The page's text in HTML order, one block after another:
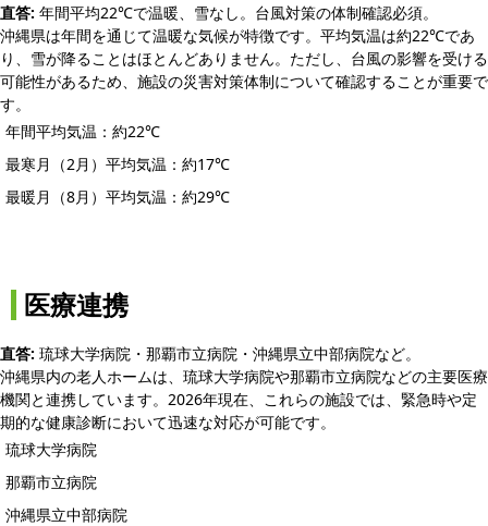
直答: 年間平均22℃で温暖、雪なし。台風対策の体制確認必須。
沖縄県は年間を通じて温暖な気候が特徴です。平均気温は約22℃であ
り、雪が降ることはほとんどありません。ただし、台風の影響を受ける
可能性があるため、施設の災害対策体制について確認することが重要で
す。
年間平均気温：約22℃
最寒月（2月）平均気温：約17℃
最暖月（8月）平均気温：約29℃
医療連携
直答: 琉球大学病院・那覇市立病院・沖縄県立中部病院など。
沖縄県内の老人ホームは、琉球大学病院や那覇市立病院などの主要医療
機関と連携しています。2026年現在、これらの施設では、緊急時や定
期的な健康診断において迅速な対応が可能です。
琉球大学病院
那覇市立病院
沖縄県立中部病院